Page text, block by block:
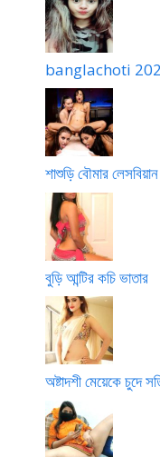
banglachoti 2027
শাশুড়ি বৌমার লেসবিয়ান
বুড়ি আন্টির কচি ভাতার
অষ্টাদশী মেয়েকে চুদে